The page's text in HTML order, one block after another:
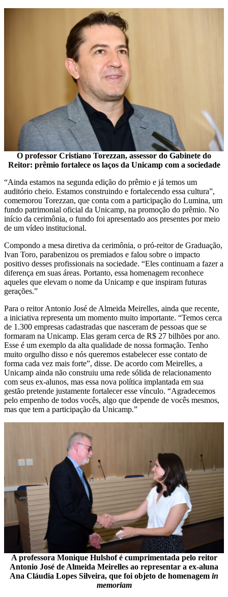
O professor Cristiano Torezzan, assessor do Gabinete do
Reitor: prêmio fortalece os laços da Unicamp com a sociedade
“Ainda estamos na segunda edição do prêmio e já temos um
auditório cheio. Estamos construindo e fortalecendo essa cultura”,
comemorou Torezzan, que conta com a participação do Lumina, um
fundo patrimonial oficial da Unicamp, na promoção do prêmio. No
início da cerimônia, o fundo foi apresentado aos presentes por meio
de um vídeo institucional.
Compondo a mesa diretiva da cerimônia, o pró-reitor de Graduação,
Ivan Toro, parabenizou os premiados e falou sobre o impacto
positivo desses profissionais na sociedade. “Eles continuam a fazer a
diferença em suas áreas. Portanto, essa homenagem reconhece
aqueles que elevam o nome da Unicamp e que inspiram futuras
gerações.”
Para o reitor Antonio José de Almeida Meirelles, ainda que recente,
a iniciativa representa um momento muito importante. “Temos cerca
de 1.300 empresas cadastradas que nasceram de pessoas que se
formaram na Unicamp. Elas geram cerca de R$ 27 bilhões por ano.
Esse é um exemplo da alta qualidade de nossa formação. Tenho
muito orgulho disso e nós queremos estabelecer esse contato de
forma cada vez mais forte”, disse. De acordo com Meirelles, a
Unicamp ainda não construiu uma rede sólida de relacionamento
com seus ex-alunos, mas essa nova política implantada em sua
gestão pretende justamente fortalecer esse vínculo. “Agradecemos
pelo empenho de todos vocês, algo que depende de vocês mesmos,
mas que tem a participação da Unicamp.”
A professora Monique Hulshof é cumprimentada pelo reitor
Antonio José de Almeida Meirelles ao representar a ex-aluna
Ana Cláudia Lopes Silveira, que foi objeto de homenagem in
memoriam